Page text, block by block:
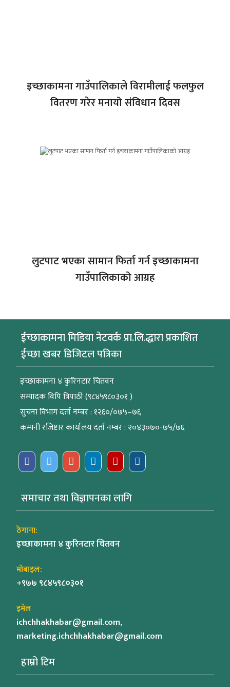
इच्छाकामना गाउँपालिकाले विरामीलाई फलफुल
वितरण गरेर मनायो संविधान दिवस
लुटपाट भएका सामान फिर्ता गर्न इच्छाकामना
गाउँपालिकाको आग्रह
ईच्छाकामना मिडिया नेटवर्क प्रा.लि.द्धारा प्रकाशित
ईच्छा खबर डिजिटल पत्रिका
इच्छाकामना ४ कुरिनटार चितवन
सम्पादक विपि त्रिपाठी (९८४५९८०३०१ )
सुचना विभाग दर्ता नम्बर : १२६०/०७५–७६
कम्पनी रजिष्टार कार्यालय दर्ता नम्बर : २०४३०७०-७५/७६
समाचार तथा विज्ञापनका लागि
ठेगाना:
इच्छाकामना ४ कुरिनटार चितवन
मोबाइल:
+९७७ ९८४५९८०३०१
इमेल
ichchhakhabar@gmail.com,
marketing.ichchhakhabar@gmail.com
हाम्रो टिम